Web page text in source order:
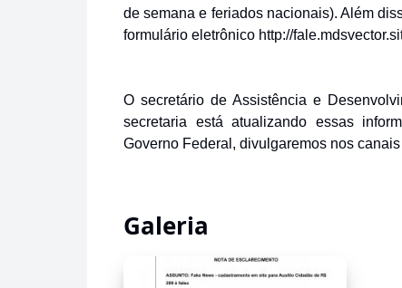
de semana e feriados nacionais). Além
formulário eletrônico http://
O secretário de Assistência e
secretaria está atualizando essas
Governo Federal, divulgaremos nos
Galeria